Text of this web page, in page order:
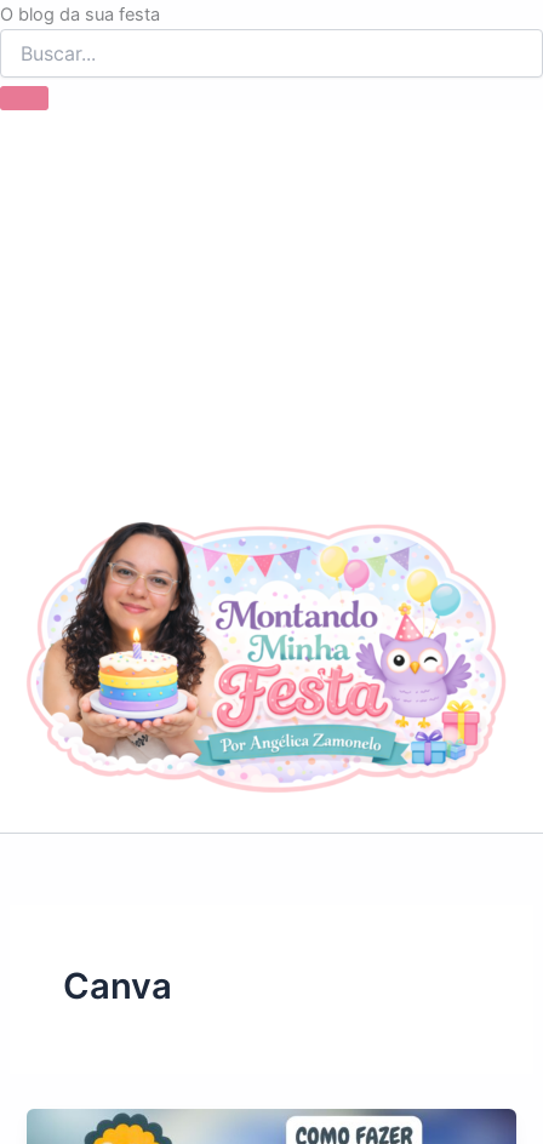
O blog da sua festa
Ir
para
o
Canva